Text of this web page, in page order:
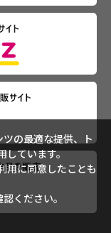
の最適な提供、ト
しています。
用に同意したことも
ください。